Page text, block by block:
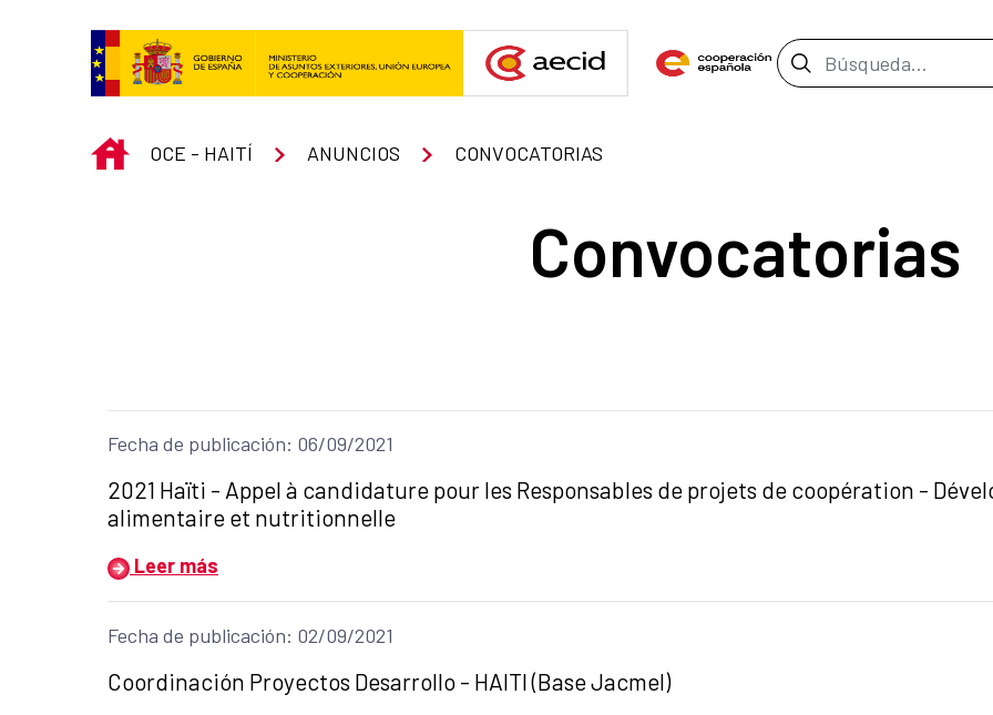
Barra de
INICIO
OCE - HAITÍ ANUNCIOS CONVOCATORIAS
Convocatorias
Fecha de publicación: 06/09/2021
Título del anuncio:
2021 Haïti - Appel à candidature pour les Responsables de projets de coopération -
alimentaire et nutritionnelle
Leer más
Fecha de publicación: 02/09/2021
Título del anuncio:
Coordinación Proyectos Desarrollo - HAITI (Base Jacmel)